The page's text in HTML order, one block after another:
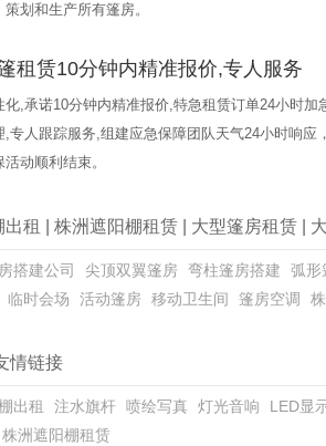
策划和生产所有篷房。
租赁10分钟内精准报价,专人服务
化,承诺10分钟内精准报价,特急租赁订单24小时加
,专人跟踪服务,组建应急保障团队天气24小时响应
活动顺利结束。
出租 株洲遮阳棚租赁| 大型篷房租赁|
搭建公司 尖顶双翼篷房 弯柱篷房搭建
弧形
临时会场 活动篷房 移动卫生间 篷房空调
情链接
出租 注水旗杆 喷绘写真 灯光音响
LED显
株洲遮阳棚租赁